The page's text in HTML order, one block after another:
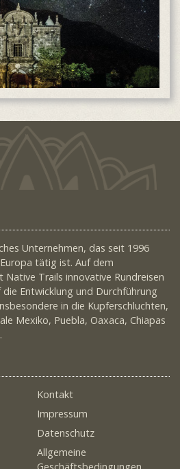
Unternehmen, das seit 1996
tätig ist. Auf dem
Trails innovative Rundreisen
Entwicklung und Durchführung
in die Kupferschluchten,
Mexiko, Puebla, Oaxaca, Chiapas
Kontakt
Impressum
Datenschutz
Allgemeine